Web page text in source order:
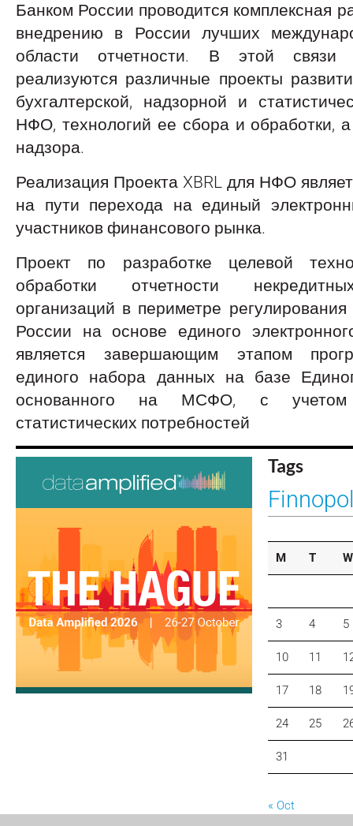
Банком России проводится комплексная
внедрению в России лучших
области отчетности. В этой связи
реализуются различные проекты
бухгалтерской, надзорной и
НФО, технологий ее сбора и обработки,
надзора.
Реализация Проекта XBRL для НФО
на пути перехода на единый
участников финансового рынка.
Проект по разработке целевой
обработки отчетности
организаций в периметре
России на основе единого
является завершающим этапом
единого набора данных на базе
основанного на МСФО, с
статистических потребностей
Tags
M T W
3 4 5
10 11
17 18
24 25
31
« Oct